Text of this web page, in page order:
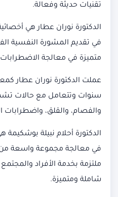
تقنيات حديثة وفعالة.
الدكتورة نوران عطار هي
في تقديم المشورة النفسية
متميزة في معالجة
سنوات وتتعامل مع حالات
والفصام، والقلق، واضطرابات
الدكتورة أحلام نبيلة
في معالجة مجموعة واسعة من
ملتزمة بخدمة الأفراد
شاملة ومتميزة.